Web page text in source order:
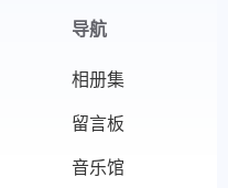
导航
相册集
留言板
音乐馆